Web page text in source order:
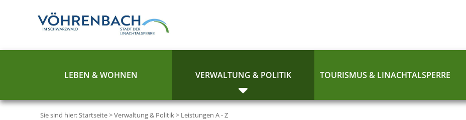
LEBEN & WOHNEN VERWALTUNG & POLITIK TOURISMUS & LINACHTALSPERRE
Sie sind hier:Startseite>Verwaltung & Politik> Leistungen A - Z